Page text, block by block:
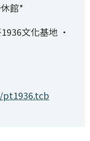
館*
文化基地 ‧